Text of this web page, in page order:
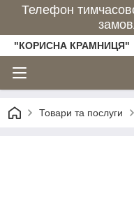
Телефон
"КОРИСНА КРАМНИЦЯ"
Товари та послуги